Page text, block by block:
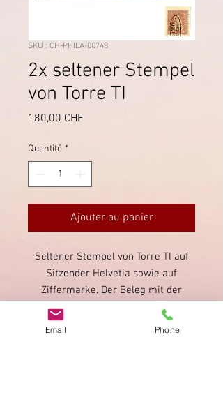
SKU : CH-PHILA-00748
2x seltener Stempel
von Torre TI
180,00 CHF
Quantité *
Ajouter au panier
Seltener Stempel von Torre TI auf
Sitzender Helvetia sowie auf
Ziffermarke. Der Beleg mit der
Ziffermarke weist Stockflecken auf,
doch ist dieser Stempel auf einer
Email Phone